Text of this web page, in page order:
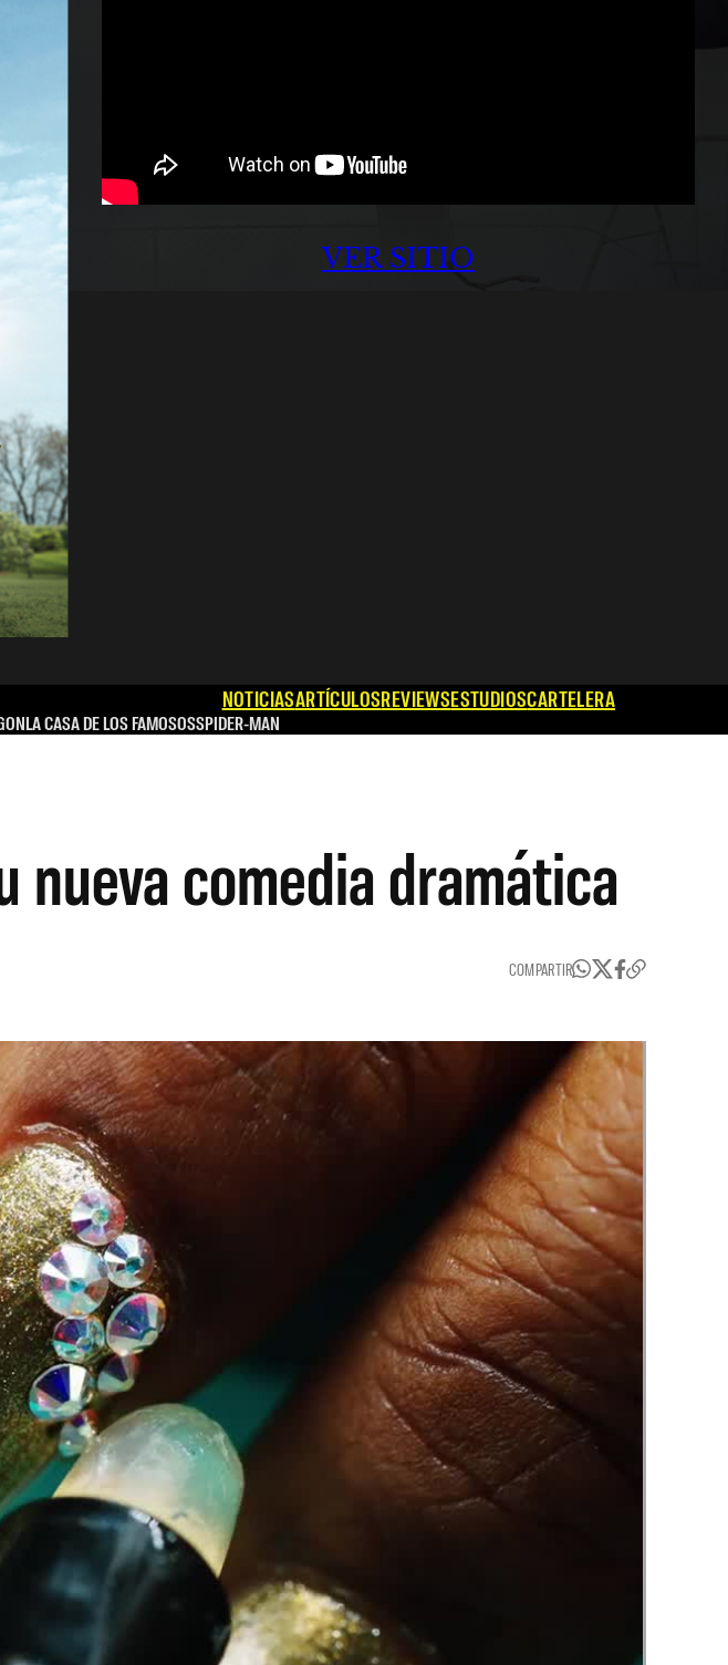
VER SITIO
NOTICIASARTÍCULOSREVIEWSESTUDIOSCARTELERA
LA CASA DE LOS FAMOSOSSPIDER-MAN
nueva comedia dramática
COMPARTIR